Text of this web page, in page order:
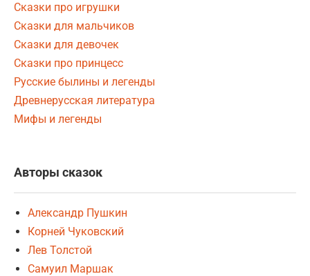
Сказки про игрушки
Сказки для мальчиков
Сказки для девочек
Сказки про принцесс
Русские былины и легенды
Древнерусская литература
Мифы и легенды
Авторы сказок
Александр Пушкин
Корней Чуковский
Лев Толстой
Самуил Маршак